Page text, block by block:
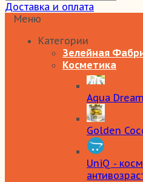
Доставка и оплата
Меню
Категории
Зелейная
Косметика
Aqua Dream
Golden
UniQ -